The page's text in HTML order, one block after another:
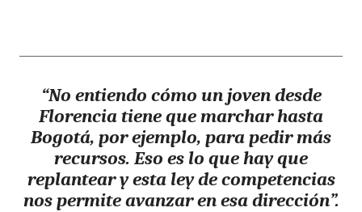
“No entiendo cómo un joven desde
Florencia tiene que marchar hasta
Bogotá, por ejemplo, para pedir más
recursos. Eso es lo que hay que
replantear y esta ley de competencias
nos permite avanzar en esa dirección”.